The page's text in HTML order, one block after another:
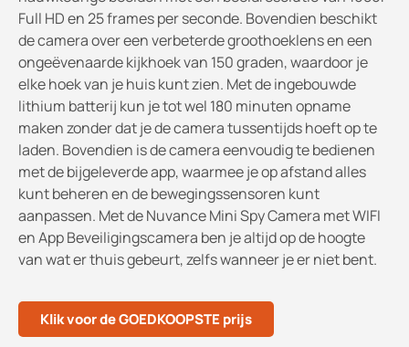
Full HD en 25 frames per seconde. Bovendien beschikt
de camera over een verbeterde groothoeklens en een
ongeëvenaarde kijkhoek van 150 graden, waardoor je
elke hoek van je huis kunt zien. Met de ingebouwde
lithium batterij kun je tot wel 180 minuten opname
maken zonder dat je de camera tussentijds hoeft op te
laden. Bovendien is de camera eenvoudig te bedienen
met de bijgeleverde app, waarmee je op afstand alles
kunt beheren en de bewegingssensoren kunt
aanpassen. Met de Nuvance Mini Spy Camera met WIFI
en App Beveiligingscamera ben je altijd op de hoogte
van wat er thuis gebeurt, zelfs wanneer je er niet bent.
Klik voor de GOEDKOOPSTE prijs